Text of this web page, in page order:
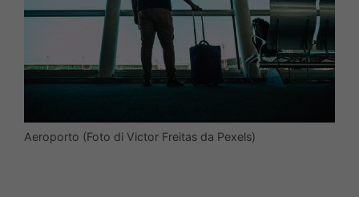
Aeroporto (Foto di Victor Freitas da Pexels)